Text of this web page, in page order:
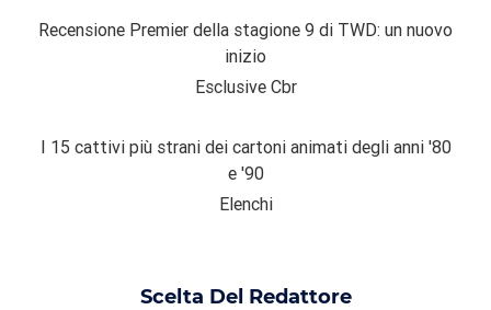
Recensione Premier della stagione 9 di TWD: un nuovo
inizio
Esclusive Cbr
I 15 cattivi più strani dei cartoni animati degli anni '80
e '90
Elenchi
Scelta Del Redattore